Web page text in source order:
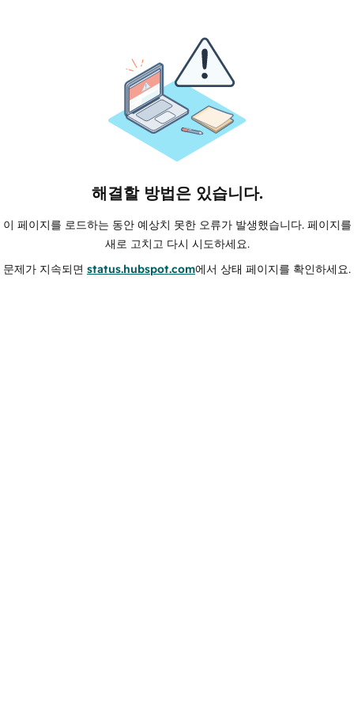
해결할 방법은 있습니다.
이 페이지를 로드하는 동안 예상치 못한 오류가 발생했습니다. 페이지를
새로 고치고 다시 시도하세요.
문제가 지속되면 status.hubspot.com에서 상태 페이지를 확인하세요.